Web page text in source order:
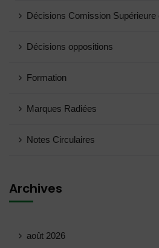
Décisions Comission Supérieure
Décisions oppositions
Formation
Marques Radiées
Notes Circulaires
Archives
août 2026